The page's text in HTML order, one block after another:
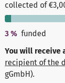
collected of
3 % funded
You will receive
recipient of the
gGmbH).